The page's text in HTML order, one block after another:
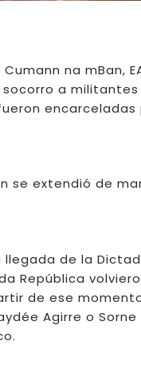
na mBan,
a militantes
encarceladas
se extendió de
llegada de la
República
de ese
Agirre o Sorne